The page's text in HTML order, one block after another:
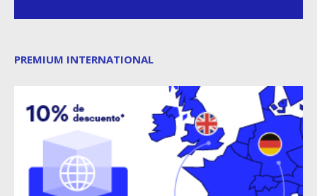
PREMIUM INTERNATIONAL